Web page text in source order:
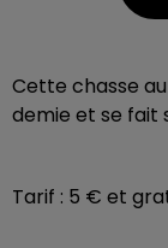
Cette chasse
demie et se fait
Tarif : 5 € et